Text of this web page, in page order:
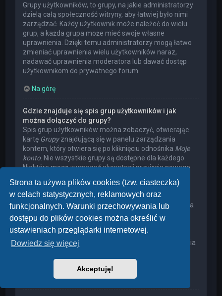
Strona ta używa plików cookies (tzw. ciasteczka)
w celach statystycznych, reklamowych oraz
funkcjonalnych. Warunki przechowywania lub
dostępu do plików cookies można określić w
ustawieniach przeglądarki internetowej.
Dowiedz się więcej
Akceptuję!
Grupy użytkowników, to grupy, na jakie administratorzy
dzielą całą społeczność witryny, aby łatwiej było nimi
zarządzać. Każdy użytkownik może należeć do wielu
grup, a każda grupa może mieć swoje własne
uprawnienia. Dzięki temu administratorzy mogą łatwo
zmieniać uprawnienia wielu użytkowników naraz,
nadawać uprawnienia moderatora lub dawać dostęp
użytkownikom do prywatnego forum.
Na górę
Gdzie znajduje się spis grup użytkowników i jak
można dołączyć do grupy?
Spis grup użytkowników można zobaczyć, otwierając
kartę Grupyznajdującą się w panelu zarządzania
kontem, który otwiera się po kliknięciu odnośnika Moje
konto. Nie wszystkie grupy są dostępne dla każdego.
Niektóre mogą wymagać akceptacji przyjęcia nowego
mogą mieć ukrytych członków. Użytkownik może
poprosić o przyjęcie do danej grupy, naciskając
odpowiedni przycisk. Prośba o przyjęcie do grupy, która
wymaga akceptacji przyjęcia nowego członka, musi
zostać zaakceptowana przez lidera grupy. Może on
poprosić użytkownika o podanie wyjaśnień, dlaczego
chce on dołączyć do tej grupy. W przypadku otrzymania
pytaniami – widocznie miał on swoje powody.
Na górę